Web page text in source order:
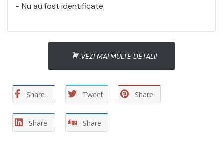
Nu au fost identificate
VEZI MAI MULTE DETALII
Share Tweet Share
Share Share